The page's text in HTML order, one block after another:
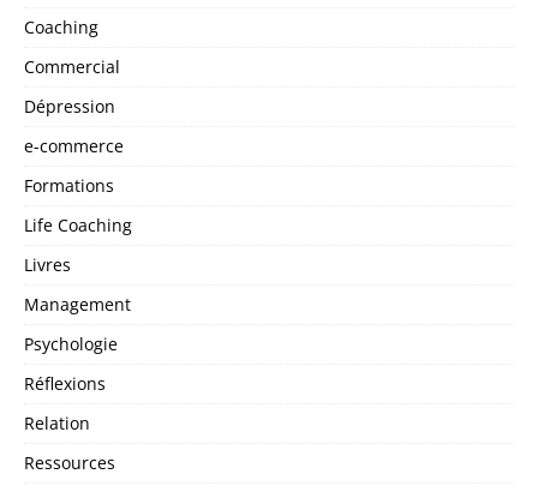
Coaching
Commercial
Dépression
e-commerce
Formations
Life Coaching
Livres
Management
Psychologie
Réflexions
Relation
Ressources